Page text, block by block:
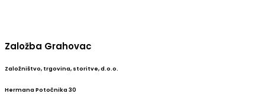
Založba Grahovac
Založništvo, trgovina, storitve, d.o.o.
Hermana Potočnika 30